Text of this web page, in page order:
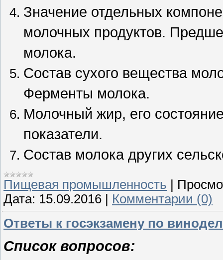
Значение отдельных
молочных продуктов.
молока.
Состав сухого вещества
Ферменты молока.
Молочный жир, его
показатели.
Состав молока других
Пищевая промышленность
Дата: 15.09.2016
Комментарии (0)
Ответы к госэкзамену по
Список вопросов: